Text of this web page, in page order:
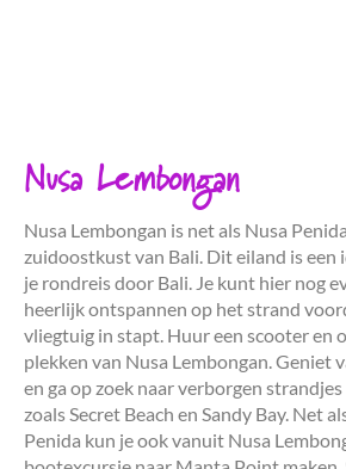
Nusa Lembongan
Nusa Lembongan is net als Nusa
zuidoostkust van Bali. Dit eiland is een
je rondreis door Bali. Je kunt hier nog
heerlijk ontspannen op het strand
vliegtuig in stapt. Huur een scooter en
plekken van Nusa Lembongan. Geniet
en ga op zoek naar verborgen
zoals Secret Beach en Sandy Bay. Net
Penida kun je ook vanuit Nusa